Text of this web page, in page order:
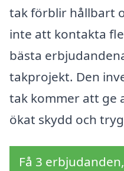
tak förblir hållbart
inte att kontakta
bästa
takprojekt. Den
tak kommer att ge
ökat skydd och
Få 3